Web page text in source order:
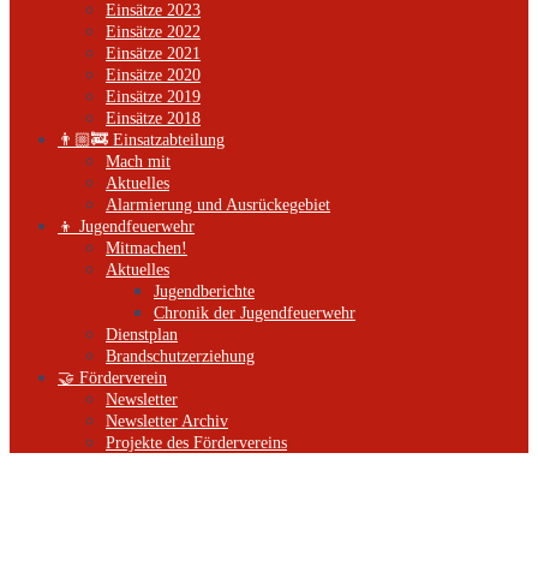
Einsätze 2023
Einsätze 2022
Einsätze 2021
Einsätze 2020
Einsätze 2019
Einsätze 2018
👨🏼‍🚒 Einsatzabteilung
Mach mit
Aktuelles
Alarmierung und Ausrückegebiet
👦 Jugendfeuerwehr
Mitmachen!
Aktuelles
Jugendberichte
Chronik der Jugendfeuerwehr
Dienstplan
Brandschutzerziehung
🤝 Förderverein
Newsletter
Newsletter Archiv
Projekte des Fördervereins